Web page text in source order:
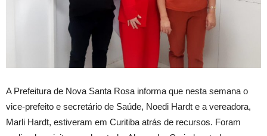
A Prefeitura de Nova Santa Rosa informa que nesta semana o
vice-prefeito e secretário de Saúde, Noedi Hardt e a vereadora,
Marli Hardt, estiveram em Curitiba atrás de recursos. Foram